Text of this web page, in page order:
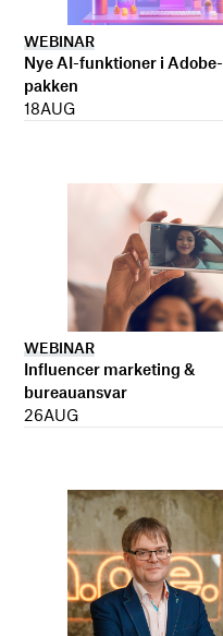
WEBINAR
Nye AI-funktioner i Adobe-
pakken
18AUG
WEBINAR
Influencer marketing &
bureauansvar
26AUG